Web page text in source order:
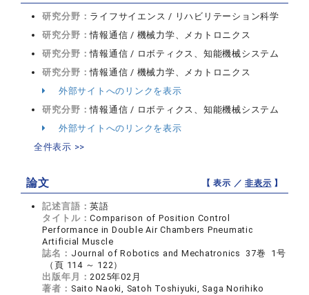
研究分野： ライフサイエンス / リハビリテーション科学
研究分野：情報通信 / 機械力学、メカトロニクス
研究分野：情報通信 / ロボティクス、知能機械システム
研究分野：情報通信 / 機械力学、メカトロニクス
外部サイトへのリンクを表示
研究分野：情報通信 / ロボティクス、知能機械システム
外部サイトへのリンクを表示
全件表示 >>
論文 【 表示 ／非表示 】
記述言語：英語
タイトル：Comparison of Position Control
Performance in Double Air Chambers Pneumatic
Artificial Muscle
誌名： Journal of Robotics and Mechatronics 37巻 1号
（頁 114 ～ 122）
出版年月：2025年02月
著者： Saito Naoki, Satoh Toshiyuki, Saga Norihiko